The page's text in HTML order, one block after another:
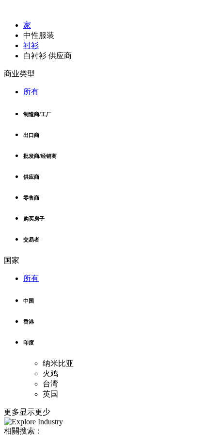
家
中性服装
衬衫
白衬衫 供应商
商业类型
所有
制造商/工厂
出口商
批发商/经销商
供应商
零售商
购买房子
交易者
国家
所有
中国
香港
印度
纳米比亚
火鸡
台湾
英国
更多显示更少
相關搜索：